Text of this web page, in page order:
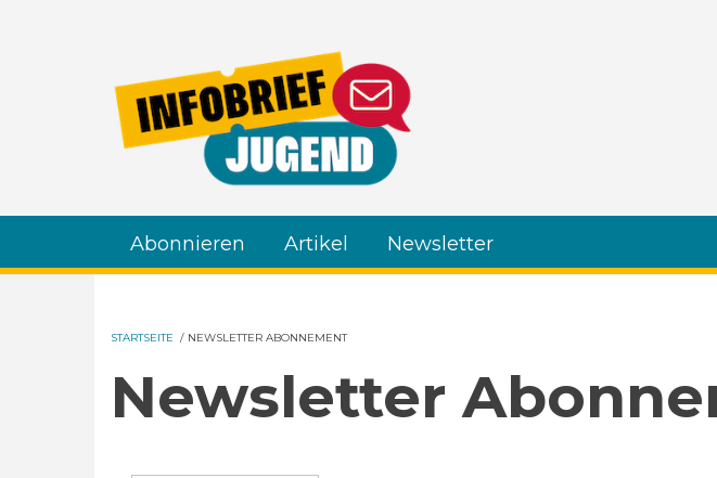
Abonnieren Artikel Newsletter
STARTSEITE / NEWSLETTER ABONNEMENT
Newsletter